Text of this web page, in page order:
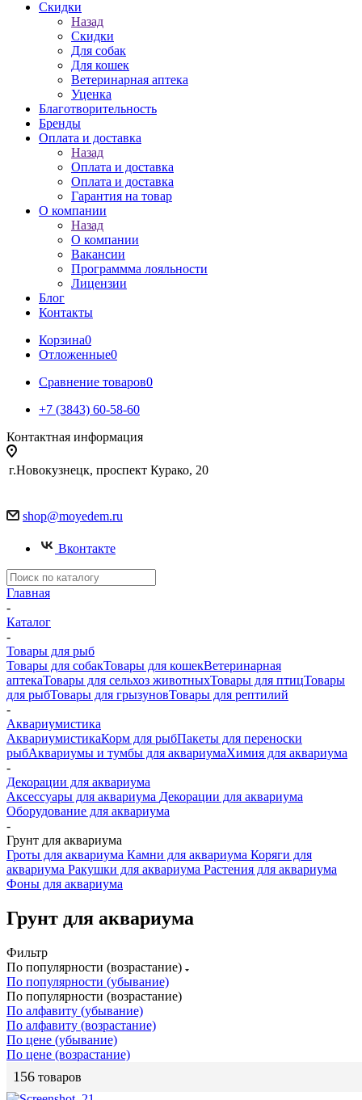
Скидки
Назад
Скидки
Для собак
Для кошек
Ветеринарная аптека
Уценка
Благотворительность
Бренды
Оплата и доставка
Назад
Оплата и доставка
Оплата и доставка
Гарантия на товар
О компании
Назад
О компании
Вакансии
Программма лояльности
Лицензии
Блог
Контакты
Корзина0
Отложенные0
Сравнение товаров0
+7 (3843) 60-58-60
Контактная информация
г.Новокузнецк, проспект Курако, 20
shop@moyedem.ru
Вконтакте
Главная
-
Каталог
-
Товары для рыб
Товары для собакТовары для кошекВетеринарная
аптекаТовары для сельхоз животныхТовары для птицТовары
для рыбТовары для грызуновТовары для рептилий
-
Аквариумистика
АквариумистикаКорм для рыбПакеты для переноски
рыбАквариумы и тумбы для аквариумаХимия для аквариума
-
Декорации для аквариума
Аксессуары для аквариума Декорации для аквариума
Оборудование для аквариума
-
Грунт для аквариума
Гроты для аквариума Камни для аквариума Коряги для
аквариума Ракушки для аквариума Растения для аквариума
Фоны для аквариума
Грунт для аквариума
Фильтр
По популярности (возрастание)
По популярности (убывание)
По популярности (возрастание)
По алфавиту (убывание)
По алфавиту (возрастание)
По цене (убывание)
По цене (возрастание)
156 товаров